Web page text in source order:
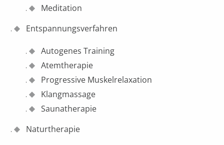
Meditation
Entspannungsverfahren
Autogenes Training
Atemtherapie
Progressive Muskelrelaxation
Klangmassage
Saunatherapie
Naturtherapie